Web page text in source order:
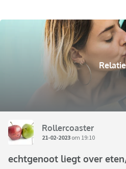
Rollercoaster
21-02-2023 om 19:10
echtgenoot liegt over